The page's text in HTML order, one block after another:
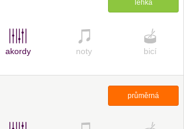
lehká
akordy noty bicí
průměrná